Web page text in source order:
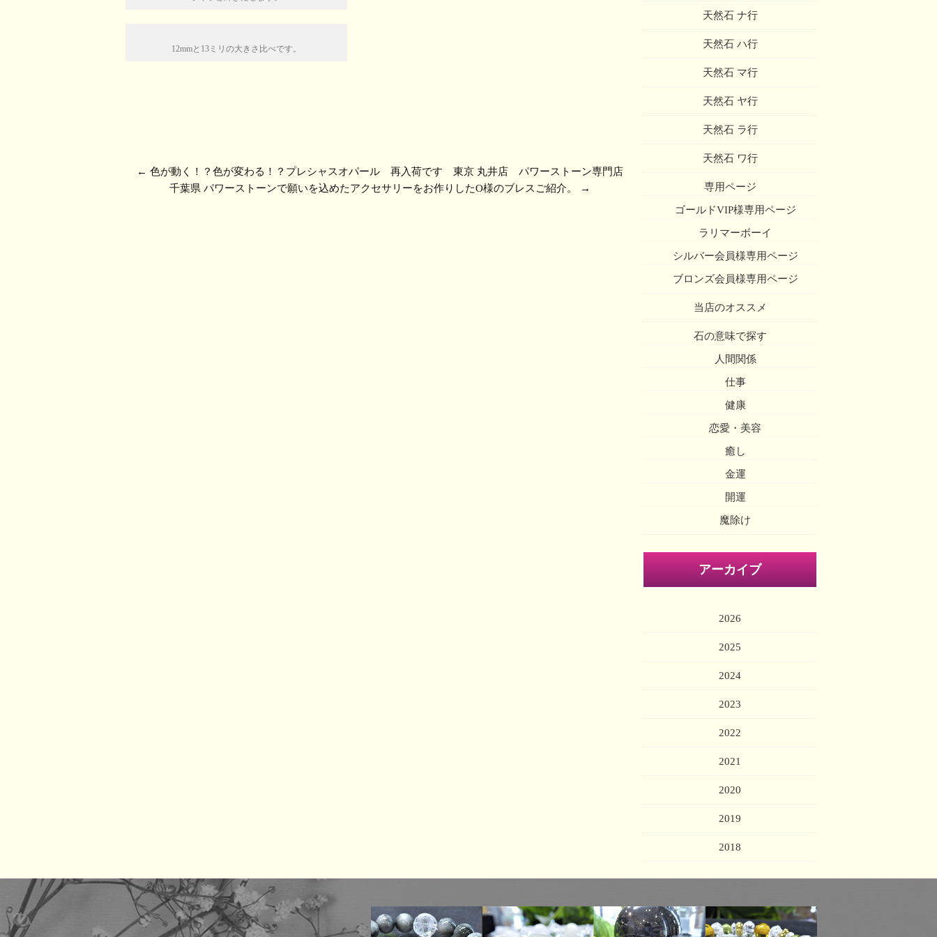
12mmと13ミリの大きさ比べです。
← 色が動く！？色が変わる！？プレシャスオパール 再入荷です 東京 丸井店 パワーストーン専門店
千葉県 パワーストーンで願いを込めたアクセサリーをお作りしたO様のブレスご紹介。
→
天然石 ナ行
天然石 ハ行
天然石 マ行
天然石 ヤ行
天然石 ラ行
天然石 ワ行
専用ページ
ゴールドVIP様専用ページ
ラリマーボーイ
シルバー会員様専用ページ
ブロンズ会員様専用ページ
当店のオススメ
石の意味で探す
人間関係
仕事
健康
恋愛・美容
癒し
金運
開運
魔除け
アーカイブ
2026
2025
2024
2023
2022
2021
2020
2019
2018